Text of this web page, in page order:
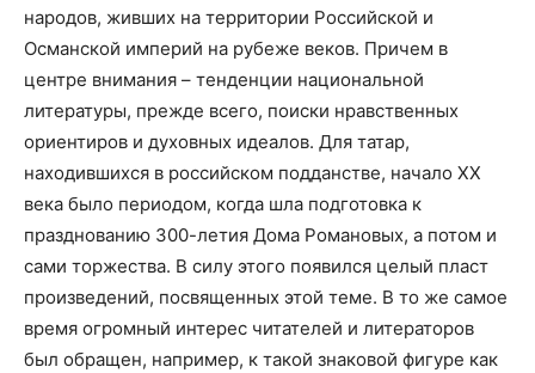
народов, живших на территории Российской и
Османской империй на рубеже веков. Причем в
центре внимания – тенденции национальной
литературы, прежде всего, поиски нравственных
ориентиров и духовных идеалов. Для татар,
находившихся в российском подданстве, начало ХХ
века было периодом, когда шла подготовка к
празднованию 300-летия Дома Романовых, а потом и
сами торжества. В силу этого появился целый пласт
произведений, посвященных этой теме. В то же самое
время огромный интерес читателей и литераторов
был обращен, например, к такой знаковой фигуре как